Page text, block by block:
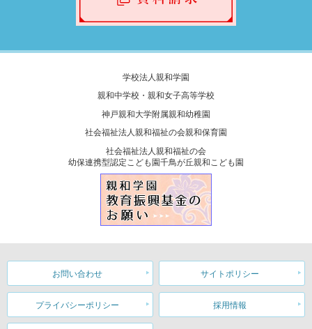
学校法人親和学園
親和中学校・親和女子高等学校
神戸親和大学附属親和幼稚園
社会福祉法人親和福祉の会親和保育園
社会福祉法人親和福祉の会
幼保連携型認定こども園千鳥が丘親和こども園
お問い合わせ サイトポリシー
プライバシーポリシー 採用情報